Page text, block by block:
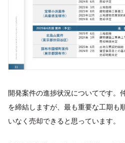
開発案件の進捗状況についてです。
を締結しますが、最も重要な工期も
いなく売却できると思っています。